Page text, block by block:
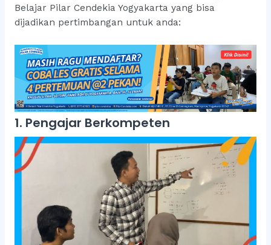
Belajar Pilar Cendekia Yogyakarta yang bisa
dijadikan pertimbangan untuk anda:
1. Pengajar Berkompeten